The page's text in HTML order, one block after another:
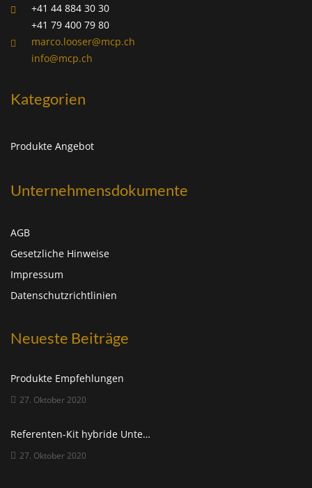
+41 44 884 30 30
+41 79 400 79 80
marco.looser@mcp.ch
info@mcp.ch
Kategorien
Produkte Angebot
Unternehmensdokumente
AGB
Gesetzliche Hinweise
Impressum
Datenschutzrichtlinien
Neueste Beiträge
Produkte Empfehlungen
27. Oktober 2020
Referenten-Kit hybride Unterrichtsgestaltung
27. Oktober 2020